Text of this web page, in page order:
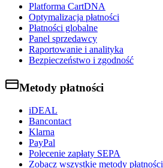
Platforma CartDNA
Optymalizacja płatności
Płatności globalne
Panel sprzedawcy
Raportowanie i analityka
Bezpieczeństwo i zgodność
Metody płatności
iDEAL
Bancontact
Klarna
PayPal
Polecenie zapłaty SEPA
Zobacz wszystkie metody płatności